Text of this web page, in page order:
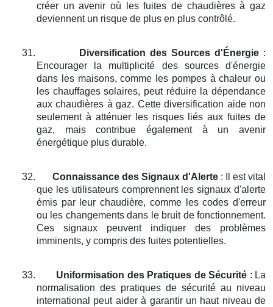
créer un avenir où les fuites de chaudières à gaz
deviennent un risque de plus en plus contrôlé.
31. Diversification des Sources d'Énergie:
Encourager la multiplicité des sources d'énergie
dans les maisons, comme les pompes à chaleur ou
les chauffages solaires, peut réduire la dépendance
aux chaudières à gaz. Cette diversification aide non
seulement à atténuer les risques liés aux fuites de
gaz, mais contribue également à un avenir
énergétique plus durable.
32. Connaissance des Signaux d'Alerte : Il est vital
que les utilisateurs comprennent les signaux d'alerte
émis par leur chaudière, comme les codes d'erreur
ou les changements dans le bruit de fonctionnement.
Ces signaux peuvent indiquer des problèmes
imminents, y compris des fuites potentielles.
33. Uniformisation des Pratiques de Sécurité : La
normalisation des pratiques de sécurité au niveau
international peut aider à garantir un haut niveau de